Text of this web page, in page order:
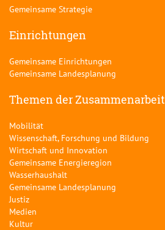
Gemeinsame Strategie
Einrichtungen
Gemeinsame Einrichtungen
Gemeinsame Landesplanung
Themen der Zusammenarbeit
Mobilität
Wissenschaft, Forschung und Bildung
Wirtschaft und Innovation
Gemeinsame Energieregion
Wasserhaushalt
Gemeinsame Landesplanung
Justiz
Medien
Kultur